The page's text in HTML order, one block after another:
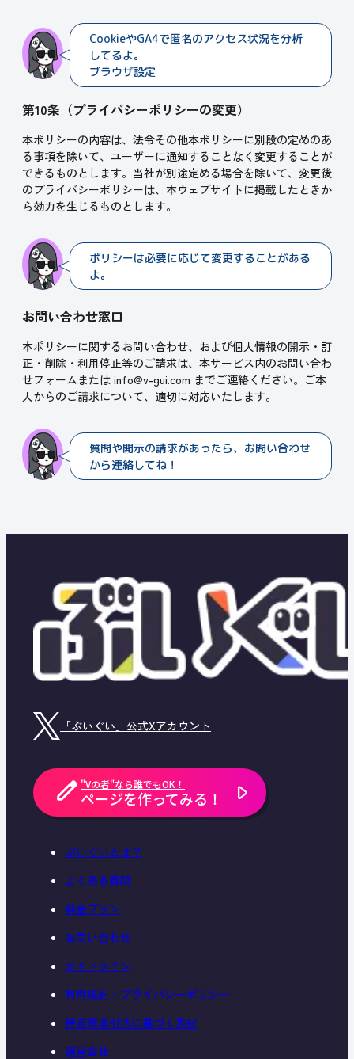
CookieやGA4で匿名のアクセス状況を分析
してるよ。
ブラウザ設定でオフにもで
第10条（プライバシーポリシーの変更）
本ポリシーの内容は、法令その他本ポリシーに別段の定めのあ
る事項を除いて、ユーザーに通知することなく変更することが
できるものとします。当社が別途定める場合を除いて、変更後
のプライバシーポリシーは、本ウェブサイトに掲載したときか
ら効力を生じるものとします。
ポリシーは必要に応じて変更することがある
よ。
お問い合わせ窓口
本ポリシーに関するお問い合わせ、および個人情報の開示・訂
正・削除・利用停止等のご請求は、本サービス内のお問い合わ
せフォームまたは info@v-gui.com までご連絡ください。ご本
人からのご請求について、適切に対応いたします。
質問や開示の請求があったら、お問い合わせ
から連絡してね！
「ぶいぐい」公式Xアカウント
"Vの者"なら誰でもOK！
ページを作ってみる！
ぶいぐいとは？
よくある質問
料金プラン
お問い合わせ
ガイドライン
利用規約・プライバシーポリシー
特定商取引法に基づく表記
運営会社